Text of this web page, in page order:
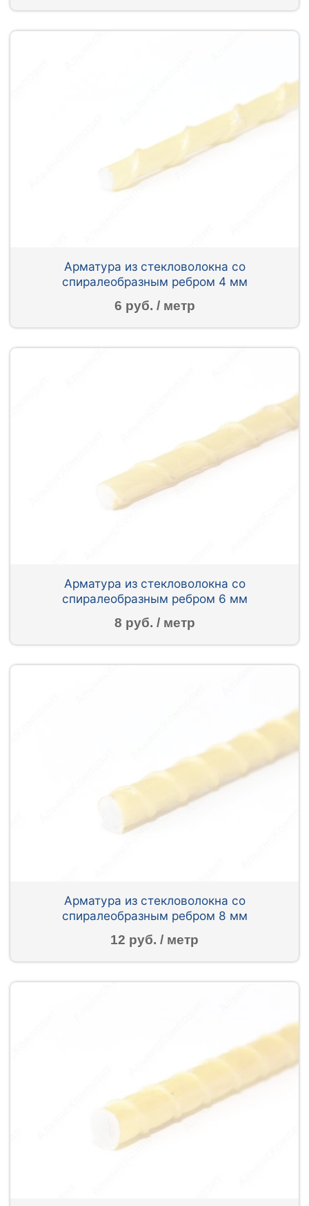
Арматура из стекловолокна со
спиралеобразным ребром 4 мм
6 руб. / метр
Арматура из стекловолокна со
спиралеобразным ребром 6 мм
8 руб. / метр
Арматура из стекловолокна со
спиралеобразным ребром 8 мм
12 руб. / метр